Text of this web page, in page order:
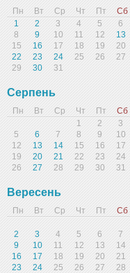
Пн Вт Ср Чт Пт Сб
1
2 3 4 5 6
8
9 10 11 12 13
15
16 17 18 19 20
22
23 24 25 26 27
29
30 31
Серпень
Пн Вт Ср Чт Пт Сб
1
2 3
5
6 7 8 9 10
12
13 14 15 16 17
19
20 21 22 23 24
26
27 28 29 30 31
Вересень
Пн Вт Ср Чт Пт Сб
2
3 4 5 6 7
9
10 11 12 13 14
16
17 18 19 20 21
23
24 25 26 27 28